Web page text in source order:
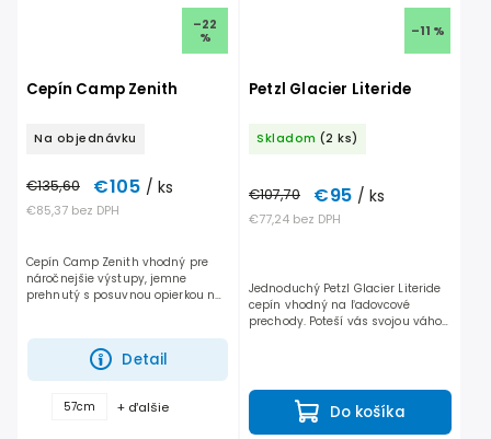
–22
%
Cepín Camp Zenith
Na objednávku
€85,37 bez DPH
€135,60 €105 / ks
Detail
Cepín Camp Zenith vhodný pre
náročnejšie výstupy, jemne
prehnutý s posuvnou opierkou na
57cm + ďalšie
–11 %
Petzl Glacier Literide
Skladom (2 ks)
€77,24 bez DPH
€107,70 €95 / ks
Do košíka
Jednoduchý Petzl Glacier Literide
cepín vhodný na ľadovcové
prechody. Poteší vás svojou váhou